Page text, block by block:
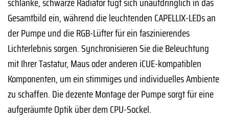
Gesamtbild ein, während die leuchtenden CAPELLIX-LEDs an
der Pumpe und die RGB-Lüfter für ein faszinierendes
Lichterlebnis sorgen. Synchronisieren Sie die Beleuchtung
mit Ihrer Tastatur, Maus oder anderen iCUE-kompatiblen
Komponenten, um ein stimmiges und individuelles Ambiente
zu schaffen. Die dezente Montage der Pumpe sorgt für eine
aufgeräumte Optik über dem CPU-Sockel.